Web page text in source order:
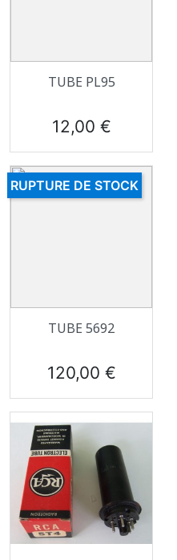
TUBE PL95
Prix
12,00 €
TUBE 5692
Prix
120,00 €
RUPTURE DE STOCK